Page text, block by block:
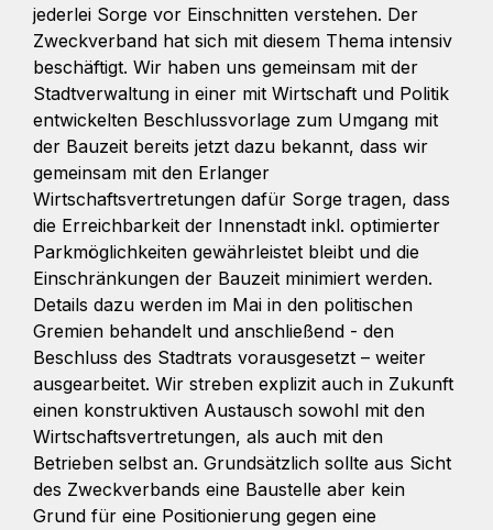
jederlei Sorge vor Einschnitten verstehen. Der
Zweckverband hat sich mit diesem Thema intensiv
beschäftigt. Wir haben uns gemeinsam mit der
Stadtverwaltung in einer mit Wirtschaft und Politik
entwickelten Beschlussvorlage zum Umgang mit
der Bauzeit bereits jetzt dazu bekannt, dass wir
gemeinsam mit den Erlanger
Wirtschaftsvertretungen dafür Sorge tragen, dass
die Erreichbarkeit der Innenstadt inkl. optimierter
Parkmöglichkeiten gewährleistet bleibt und die
Einschränkungen der Bauzeit minimiert werden.
Details dazu werden im Mai in den politischen
Gremien behandelt und anschließend - den
Beschluss des Stadtrats vorausgesetzt – weiter
ausgearbeitet. Wir streben explizit auch in Zukunft
einen konstruktiven Austausch sowohl mit den
Wirtschaftsvertretungen, als auch mit den
Betrieben selbst an. Grundsätzlich sollte aus Sicht
des Zweckverbands eine Baustelle aber kein
Grund für eine Positionierung gegen eine